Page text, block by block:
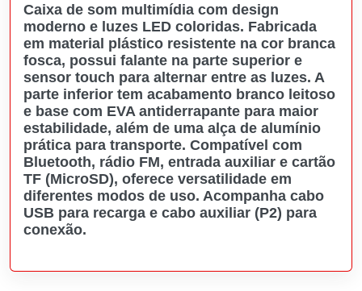
Caixa de som multimídia com design
moderno e luzes LED coloridas. Fabricada
em material plástico resistente na cor branca
fosca, possui falante na parte superior e
sensor touch para alternar entre as luzes. A
parte inferior tem acabamento branco leitoso
e base com EVA antiderrapante para maior
estabilidade, além de uma alça de alumínio
prática para transporte. Compatível com
Bluetooth, rádio FM, entrada auxiliar e cartão
TF (MicroSD), oferece versatilidade em
diferentes modos de uso. Acompanha cabo
USB para recarga e cabo auxiliar (P2) para
conexão.